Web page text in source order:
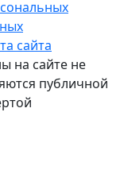
сайта
на сайте не
публичной